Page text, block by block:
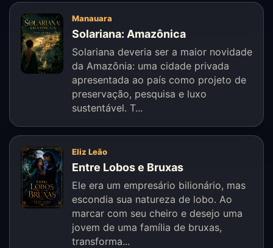
Manauara
Solariana: Amazônica
Solariana deveria ser a maior novidade
da Amazônia: uma cidade privada
apresentada ao país como projeto de
preservação, pesquisa e luxo
sustentável. T...
Eliz Leão
Entre Lobos e Bruxas
Ele era um empresário bilionário, mas
escondia sua natureza de lobo. Ao
marcar com seu cheiro e desejo uma
jovem de uma família de bruxas,
transforma...